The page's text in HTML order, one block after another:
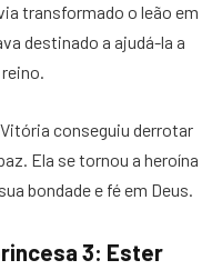
transformado o leão em
destinado a ajudá-la a
conseguiu derrotar
Ela se tornou a heroína
bondade e fé em Deus.
3: Ester